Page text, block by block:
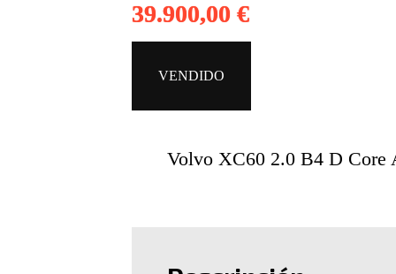
39.900,00 €
VENDIDO
Volvo XC60 2.0 B4 D Core